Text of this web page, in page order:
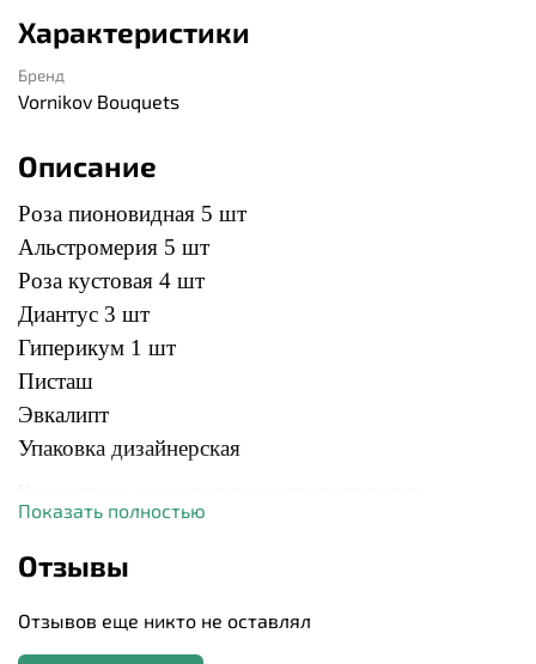
Характеристики
Бренд
Vornikov Bouquets
Описание
Роза пионовидная 5 шт
Альстромерия 5 шт
Роза кустовая 4 шт
Диантус 3 шт
Гиперикум 1 шт
Писташ
Эвкалипт
Упаковка дизайнерская
абсолютную идентичность букета, ведь каждый цветок
сохранить основной состав, стиль вашего букета и цветовую
Показать полностью
Отзывы
Отзывов еще никто не оставлял